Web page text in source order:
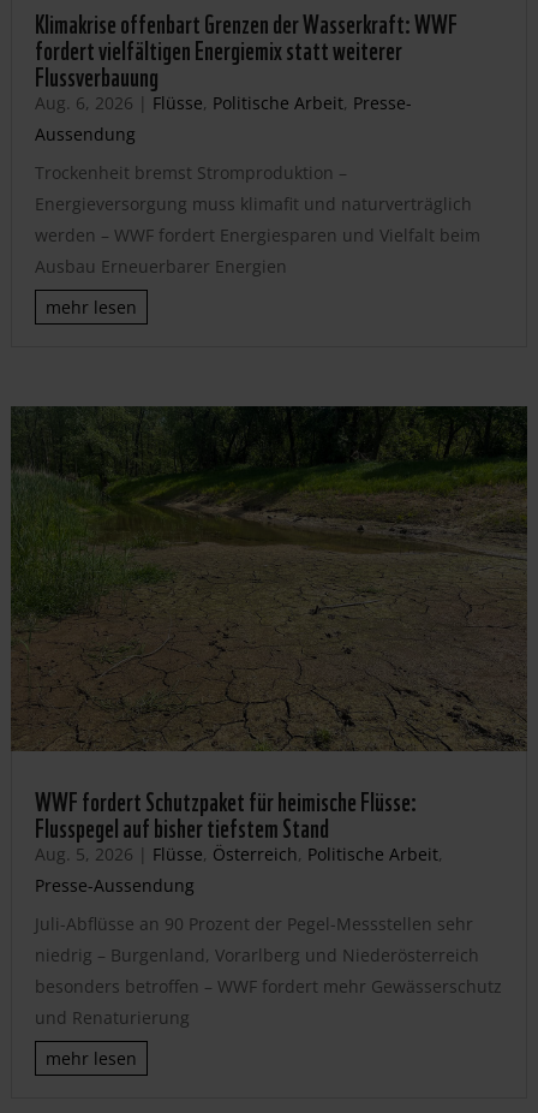
Klimakrise offenbart Grenzen der Wasserkraft: WWF
fordert vielfältigen Energiemix statt weiterer
Flussverbauung
Aug. 6, 2026 | Flüsse, Politische Arbeit, Presse-
Aussendung
Trockenheit bremst Stromproduktion –
Energieversorgung muss klimafit und naturverträglich
werden – WWF fordert Energiesparen und Vielfalt beim
Ausbau Erneuerbarer Energien
mehr lesen
WWF fordert Schutzpaket für heimische Flüsse:
Flusspegel auf bisher tiefstem Stand
Aug. 5, 2026 | Flüsse, Österreich, Politische Arbeit,
Presse-Aussendung
Juli-Abflüsse an 90 Prozent der Pegel-Messstellen sehr
niedrig – Burgenland, Vorarlberg und Niederösterreich
besonders betroffen – WWF fordert mehr Gewässerschutz
und Renaturierung
mehr lesen